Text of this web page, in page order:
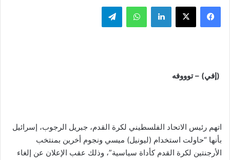
فيسبوك ‫X لينكدإن واتساب تيلقرام
(إفي) – توووفه
اتهم رئيس الاتحاد الفلسطيني لكرة القدم، جبريل الرجوب، إسرائيل
بأنها “حاولت استخدام (ليونيل) ميسي ونجوم أخرين بمنتخب
الأرجنتين لكرة القدم كأداة سياسية”، وذلك عقب الإعلان عن إلغاء